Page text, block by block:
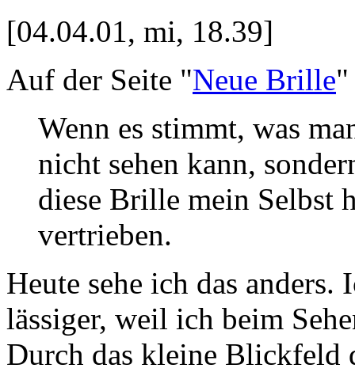
[04.04.01, mi, 18.39]
Auf der Seite "Neue Brille"
Wenn es stimmt, was
nicht sehen kann,
diese Brille mein Selbst
vertrieben.
Heute sehe ich das
lässiger, weil ich beim
Durch das kleine Blickfeld